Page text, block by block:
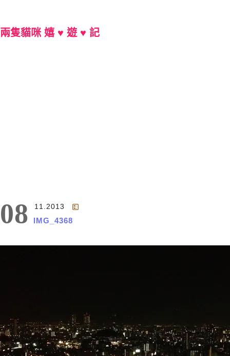
兩隻貓咪 嬉 ♥ 遊 ♥ 記
08 11.2013
IMG_4368